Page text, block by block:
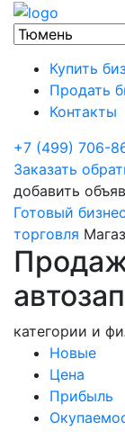
Купить
Продать
Контакты
+7 (499) 706-
Заказать
добавить
Готовый
торговля
категории и
Новые
Цена
Прибыль